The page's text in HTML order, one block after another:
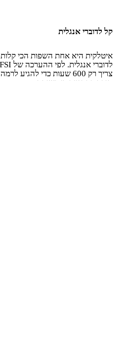
קל לדוברי אנגלית
איטלקית היא אחת השפות הכי קלות
צריך רק 600 שעות כדי להגיע לרמה
טובה, וההגייה די פשוטה.